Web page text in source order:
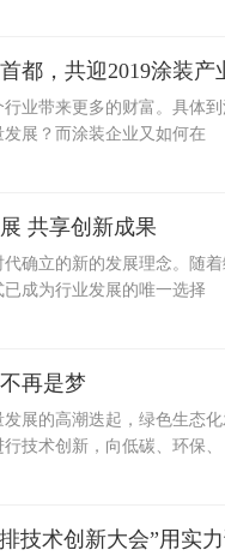
都，共迎2019涂装产
业带来更多的财富。具体
展？而涂装企业又如何在
共享创新成果
代确立的新的发展理念。随
成为行业发展的唯一选择
再是梦
发展的高潮迭起，绿色生态
技术创新，向低碳、环保、
技术创新大会”用实